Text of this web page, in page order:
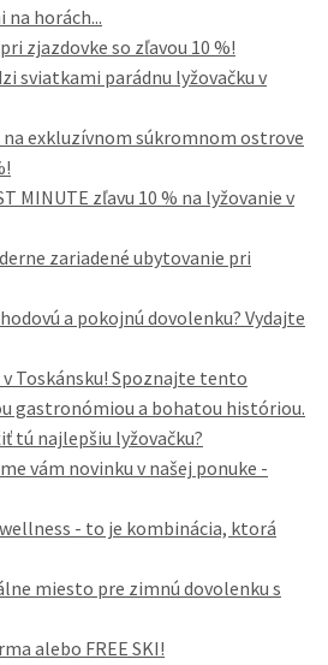
horách...
zjazdovke so zľavou 10 %!
sviatkami parádnu lyžovačku v
na exkluzívnom súkromnom ostrove
MINUTE zľavu 10 % na lyžovanie v
zariadené ubytovanie pri
a pokojnú dovolenku? Vydajte
Toskánsku! Spoznajte tento
gastronómiou a bohatou históriou.
tú najlepšiu lyžovačku?
vám novinku v našej ponuke -
wellness - to je kombinácia, ktorá
miesto pre zimnú dovolenku s
alebo FREE SKI!